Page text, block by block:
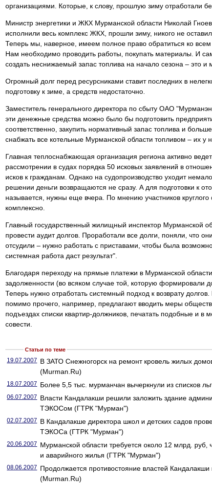
организациями. Которые, к слову, прошлую зиму отработали
Министр энергетики и ЖКХ Мурманской области Николай
исполнили весь комплекс ЖКХ, прошли зиму, никого не
Теперь мы, наверное, имеем полное право обратиться ко всем
Нам необходимо проводить работы, покупать материалы. И
создать неснижаемый запас топлива на начало сезона – это и
Огромный долг перед ресурсниками ставит последних в
подготовку к зиме, а средств недостаточно.
Заместитель генерального директора по сбыту ОАО
эти денежные средства можно было бы подготовить
соответственно, закупить нормативный запас топлива и
снабжать все котельные Мурманской области топливом – их у
Главная теплоснабжающая организация региона активно
рассмотрении в судах порядка 50 исковых заявлений в
исков к гражданам. Однако на судопроизводство уходит
решении деньги возвращаются не сразу. А для подготовки к
называется, нужны еще вчера. По мнению участников
комплексно.
Главный государственный жилищный инспектор Мурманской
провести аудит долгов. Проработали все долги, поняли, что
отсудили – нужно работать с приставами, чтобы была
системная работа даст результат".
Благодаря переходу на прямые платежи в Мурманской
задолженности (во всяком случае той, которую формировали
Теперь нужно отработать системный подход к возврату
помимо прочего, например, предлагают вводить меры
подъездах списки квартир-должников, печатать подобные и в
совести.
Статьи по теме
19.07.2007 В ЗАТО Снежногорск на ремонт кровель жилых
(Murman.Ru)
18.07.2007 Более 5,5 тыс. мурманчан вычеркнули из списков
06.07.2007 Власти Кандалакши решили заложить здание
ТЭКОСом (ГТРК "Мурман")
02.07.2007 В Кандалакше директора школ и детских садов
ТЭКОСа (ГТРК "Мурман")
20.06.2007 Мурманской области требуется около 12 млрд. руб,
и аварийного жилья (ГТРК "Мурман")
08.06.2007 Продолжается противостояние властей
(Murman.Ru)